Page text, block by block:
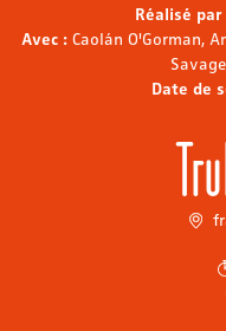
Réalisé par
Avec : Caolán O'Gorman,
Date de